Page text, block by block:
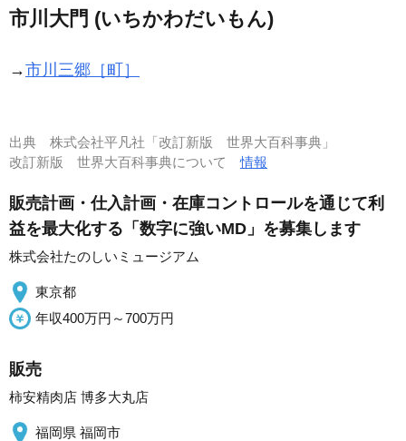
市川大門 (いちかわだいもん)
→市川三郷［町］
出典 株式会社平凡社「改訂新版 世界大百科事典」
改訂新版 世界大百科事典について情報
販売計画・仕入計画・在庫コントロールを通じて利
益を最大化する「数字に強いMD」を募集します
株式会社たのしいミュージアム
東京都
年収400万円～700万円
販売
柿安精肉店 博多大丸店
福岡県 福岡市